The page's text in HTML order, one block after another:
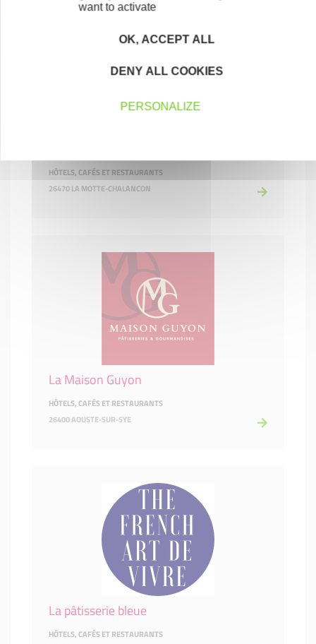
HÔTELS, CAFÉS ET RESTAURANTS
26470 LA MOTTE-CHALANCON
La Maison Guyon
HÔTELS, CAFÉS ET RESTAURANTS
26400 AOUSTE-SUR-SYE
La pâtisserie bleue
HÔTELS, CAFÉS ET RESTAURANTS
want to activate
OK, ACCEPT ALL
DENY ALL COOKIES
PERSONALIZE